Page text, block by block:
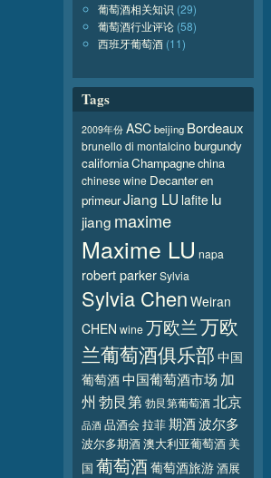
葡萄酒相关知识 (29)
葡萄酒行业评论 (58)
西班牙葡萄酒 (11)
Tags
2009年份 ASCbeijing Bordeaux
brunello di montalcinoburgundy
californiaChampagnechina
chinese wine Decanteren
primeurJiang LU lafite lu
jiang maxime
Maxime LU napa
robert parkerSylvia
Sylvia Chen Weiran
CHEN wine万欧兰万欧
兰葡萄酒俱乐部中国
葡萄酒中国葡萄酒市场 加
州 勃艮第勃艮第葡萄酒北京
品酒品酒会 拉菲期酒波尔多
波尔多期酒澳大利亚葡萄酒美
国 葡萄酒葡萄酒旅游酒展